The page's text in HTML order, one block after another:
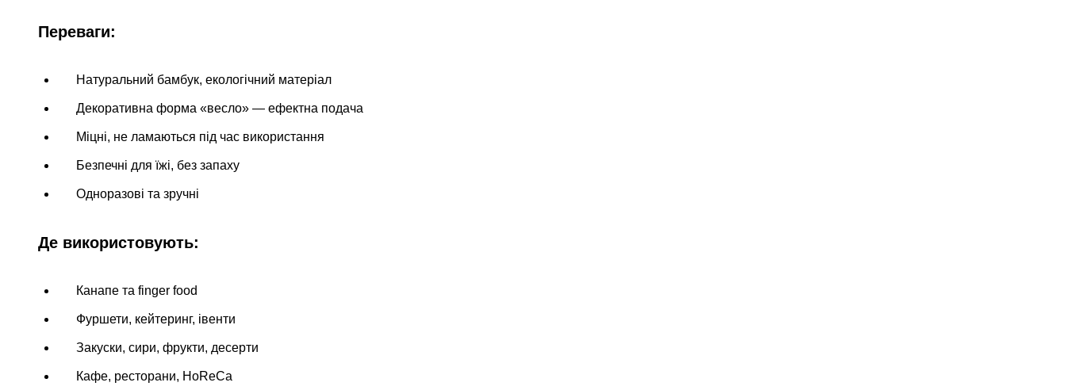
Переваги:
Натуральний бамбук, екологічний матеріал
Декоративна форма «весло» — ефектна подача
Міцні, не ламаються під час використання
Безпечні для їжі, без запаху
Одноразові та зручні
Де використовують:
Канапе та finger food
Фуршети, кейтеринг, івенти
Закуски, сири, фрукти, десерти
Кафе, ресторани, HoReCa